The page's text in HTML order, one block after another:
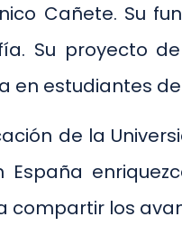
Cañete. Su
Su proyecto
en estudiantes
de la
España
compartir los